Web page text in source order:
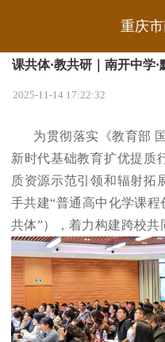
重庆
课共体·教共研｜南开中学
2025-11-14 17:22:32
为贯彻落实《教育部
新时代基础教育扩优提质
质资源示范引领和辐射拓
手共建“普通高中化学课
共体”），着力构建跨校共